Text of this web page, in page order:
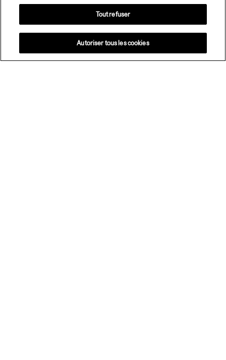
Tout refuser
Autoriser tous les cookies